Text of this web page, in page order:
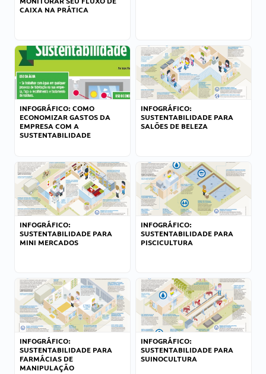
CAIXA NA PRÁTICA
INFOGRÁFICO: COMO
ECONOMIZAR GASTOS DA
EMPRESA COM A
SUSTENTABILIDADE
INFOGRÁFICO:
SUSTENTABILIDADE PARA
SALÕES DE BELEZA
INFOGRÁFICO:
SUSTENTABILIDADE PARA
MINI MERCADOS
INFOGRÁFICO:
SUSTENTABILIDADE PARA
PISCICULTURA
INFOGRÁFICO:
SUSTENTABILIDADE PARA
FARMÁCIAS DE
MANIPULAÇÃO
INFOGRÁFICO:
SUSTENTABILIDADE PARA
SUINOCULTURA